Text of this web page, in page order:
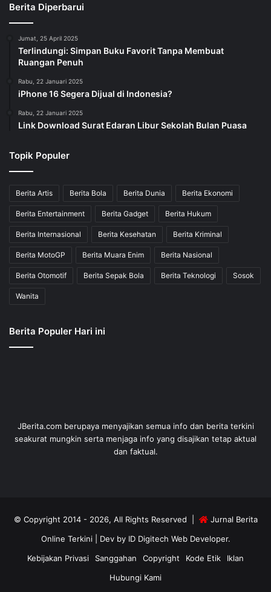
Berita Diperbarui
Jumat, 25 April 2025
Terlindungi: Simpan Buku Favorit Tanpa Membuat
Ruangan Penuh
Rabu, 22 Januari 2025
iPhone 16 Segera Dijual di Indonesia?
Rabu, 22 Januari 2025
Link Download Surat Edaran Libur Sekolah Bulan Puasa
Topik Populer
Berita Artis Berita Bola Berita Dunia Berita Ekonomi
Berita Entertainment Berita Gadget Berita Hukum
Berita Internasional Berita Kesehatan Berita Kriminal
Berita MotoGP Berita Muara Enim Berita Nasional
Berita Otomotif Berita Sepak Bola Berita Teknologi Sosok
Wanita
Berita Populer Hari ini
JBerita.com berupaya menyajikan semua info dan berita terkini
seakurat mungkin serta menjaga info yang disajikan tetap aktual
dan faktual.
© Copyright 2014 - 2026, All Rights Reserved |
Jurnal Berita
Online Terkini| Dev by ID Digitech Web Developer.
Kebijakan Privasi
Sanggahan Copyright Kode Etik
Iklan
Hubungi Kami